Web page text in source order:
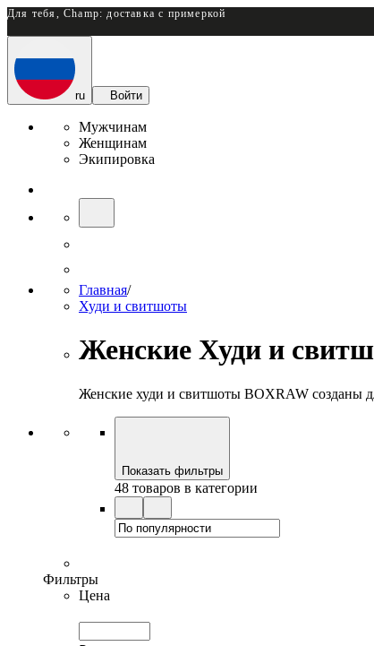
Для тебя, Champ: доставка с примеркой
ru Войти
Мужчинам
Женщинам
Экипировка
Главная/
Худи и свитшоты
Женские Худи и
Женские худи и свитшоты BOXRAW созданы
Показать фильтры
48 товаров в категории
Фильтры
Цена